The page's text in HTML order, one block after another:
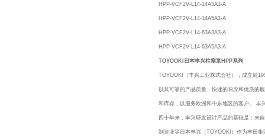
HPP-VCF2V-L14-14A3A3-A
HPP-VCF2V-L14-14A5A3-A
HPP-VCF2V-L14-63A3A3-A
HPP-VCF2V-L14-63A5A3-A
TOYOOKI日本丰兴柱塞泵HPP系列
TOYOOKI（丰兴工业株式会社），成立於
以其可靠的产品质量，快速的响应和优质的
和库存，以服务欧洲和中东地区的客户。 丰
四十年来，丰兴研发设计产品的基础是：来
制造业等日本丰兴（TOYOOKI）作为丰田